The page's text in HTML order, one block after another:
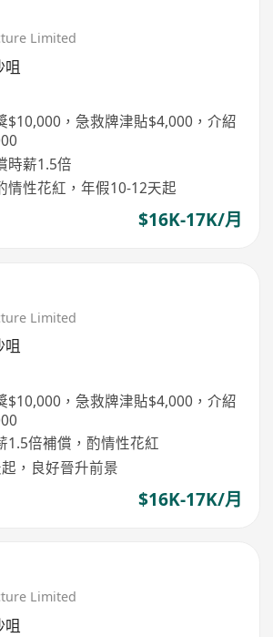
Limited
咀
$10,000，急救牌津貼$4,000，介紹
時薪1.5倍
情性花紅，年假10-12天起
$16K-17K/月
Limited
咀
$10,000，急救牌津貼$4,000，介紹
1.5倍補償，酌情性花紅
，良好晉升前景
$16K-17K/月
Limited
咀